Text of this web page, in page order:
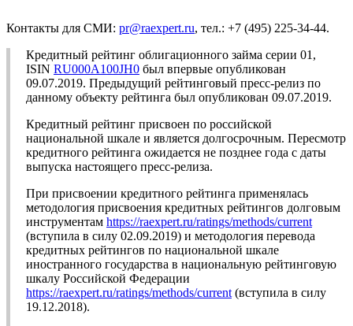
Контакты для СМИ: pr@raexpert.ru, тел.: +7 (495) 225-34-44.
Кредитный рейтинг облигационного займа серии 01,
ISIN RU000A100JH0 был впервые опубликован
09.07.2019. Предыдущий рейтинговый пресс-релиз по
данному объекту рейтинга был опубликован 09.07.2019.
Кредитный рейтинг присвоен по российской
национальной шкале и является долгосрочным. Пересмотр
кредитного рейтинга ожидается не позднее года с даты
выпуска настоящего пресс-релиза.
При присвоении кредитного рейтинга применялась
методология присвоения кредитных рейтингов долговым
инструментам https://raexpert.ru/ratings/methods/current
(вступила в силу 02.09.2019) и методология перевода
кредитных рейтингов по национальной шкале
иностранного государства в национальную рейтинговую
шкалу Российской Федерации
https://raexpert.ru/ratings/methods/current (вступила в силу
19.12.2018).